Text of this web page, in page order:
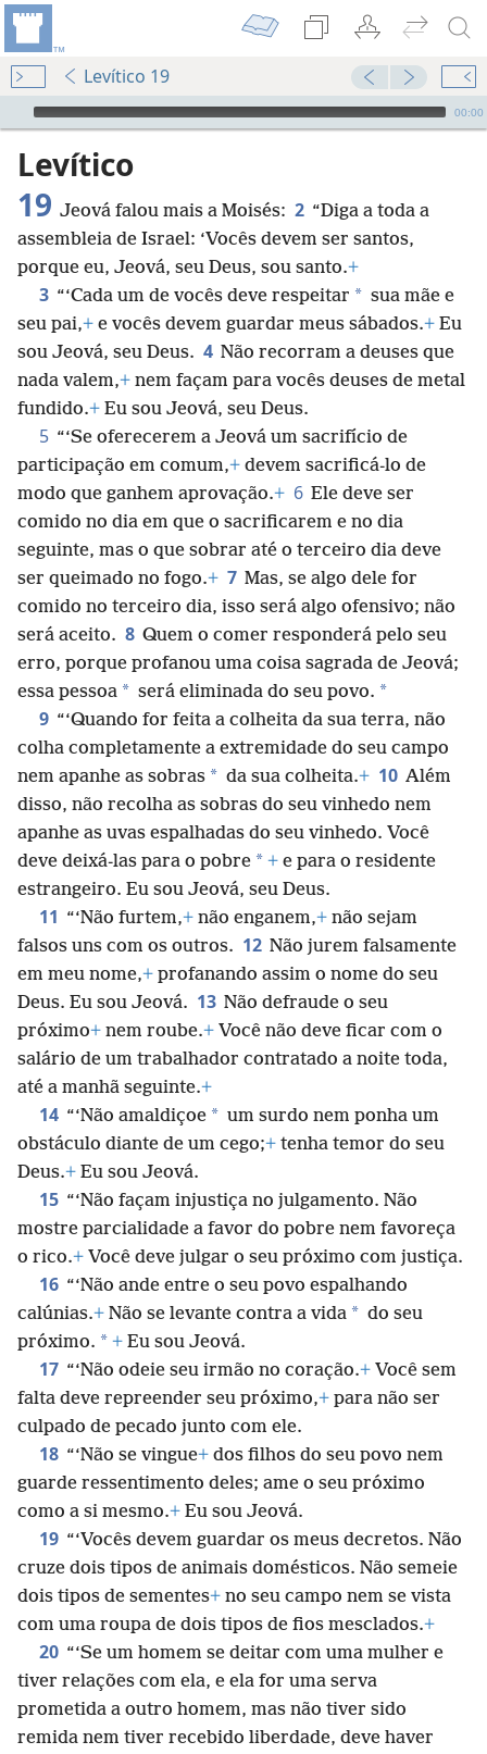
Levítico 19
Audio Player
00:00
Levítico
19 Jeová falou mais a Moisés: 2 “Diga a toda a
assembleia de Israel: ‘Vocês devem ser santos,
porque eu, Jeová, seu Deus, sou santo.+
3 “‘Cada um de vocês deve respeitar * sua mãe e
seu pai,+ e vocês devem guardar meus sábados.+ Eu
sou Jeová, seu Deus. 4 Não recorram a deuses que
nada valem,+ nem façam para vocês deuses de metal
fundido.+ Eu sou Jeová, seu Deus.
5 “‘Se oferecerem a Jeová um sacrifício de
participação em comum,+ devem sacrificá-lo de
modo que ganhem aprovação.+ 6 Ele deve ser
comido no dia em que o sacrificarem e no dia
seguinte, mas o que sobrar até o terceiro dia deve
ser queimado no fogo.+ 7 Mas, se algo dele for
comido no terceiro dia, isso será algo ofensivo; não
será aceito. 8 Quem o comer responderá pelo seu
erro, porque profanou uma coisa sagrada de Jeová;
essa pessoa * será eliminada do seu povo. *
9 “‘Quando for feita a colheita da sua terra, não
colha completamente a extremidade do seu campo
nem apanhe as sobras * da sua colheita.+ 10 Além
disso, não recolha as sobras do seu vinhedo nem
apanhe as uvas espalhadas do seu vinhedo. Você
deve deixá-las para o pobre * + e para o residente
estrangeiro. Eu sou Jeová, seu Deus.
11 “‘Não furtem,+ não enganem,+ não sejam
falsos uns com os outros. 12 Não jurem falsamente
em meu nome,+ profanando assim o nome do seu
Deus. Eu sou Jeová. 13 Não defraude o seu
próximo+ nem roube.+ Você não deve ficar com o
salário de um trabalhador contratado a noite toda,
até a manhã seguinte.+
14 “‘Não amaldiçoe * um surdo nem ponha um
obstáculo diante de um cego;+ tenha temor do seu
Deus.+ Eu sou Jeová.
15 “‘Não façam injustiça no julgamento. Não
mostre parcialidade a favor do pobre nem favoreça
o rico.+ Você deve julgar o seu próximo com justiça.
16 “‘Não ande entre o seu povo espalhando
calúnias.+ Não se levante contra a vida * do seu
próximo. * + Eu sou Jeová.
17 “‘Não odeie seu irmão no coração.+ Você sem
falta deve repreender seu próximo,+ para não ser
culpado de pecado junto com ele.
18 “‘Não se vingue+ dos filhos do seu povo nem
guarde ressentimento deles; ame o seu próximo
como a si mesmo.+ Eu sou Jeová.
19 “‘Vocês devem guardar os meus decretos. Não
cruze dois tipos de animais domésticos. Não semeie
dois tipos de sementes+ no seu campo nem se vista
com uma roupa de dois tipos de fios mesclados.+
20 “‘Se um homem se deitar com uma mulher e
tiver relações com ela, e ela for uma serva
prometida a outro homem, mas não tiver sido
remida nem tiver recebido liberdade, deve haver